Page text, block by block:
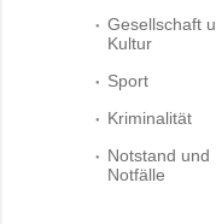
Gesellschaft
Kultur
Sport
Kriminalität
Notstand und
Notfälle